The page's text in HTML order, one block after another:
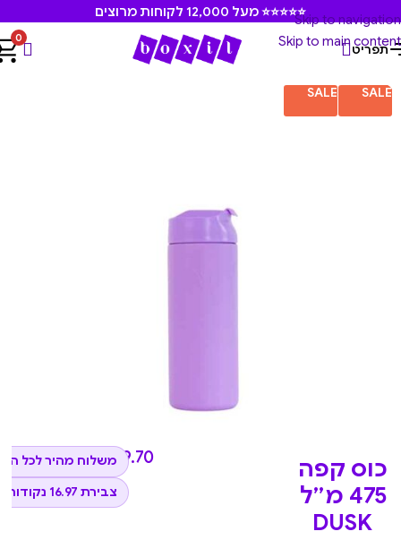
Skip to navigation
Skip to main content
⭐⭐⭐⭐⭐ מעל 12,000 לקוחות מרוצים
תפריט
0
עמוד הבית בקבוקים וכוסות שתיה תרמיות
SALE
SALE
כוס קפה
475 מ״ל
DUSK
₪169.70משלוח מהיר לכל
צבירת 16.97 נקודות